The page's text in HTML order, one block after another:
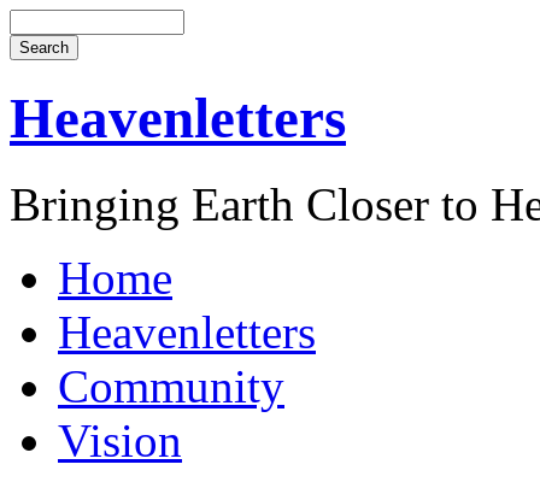
Heavenletters
Bringing Earth Closer to
Home
Heavenletters
Community
Vision